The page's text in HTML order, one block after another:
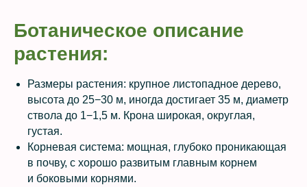
Ботаническое описание
растения:
Размеры растения: крупное листопадное дерево,
высота до 25−30 м, иногда достигает 35 м, диаметр
ствола до 1−1,5 м. Крона широкая, округлая,
густая.
Корневая система: мощная, глубоко проникающая
в почву, с хорошо развитым главным корнем
и боковыми корнями.